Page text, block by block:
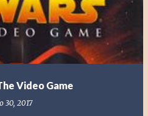
Video Game
30, 2017